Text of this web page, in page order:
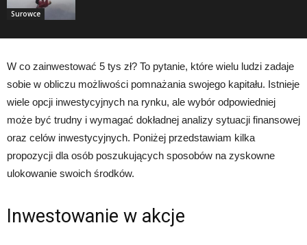
Surowce
W co zainwestować 5 tys zł? To pytanie, które wielu ludzi zadaje
sobie w obliczu możliwości pomnażania swojego kapitału. Istnieje
wiele opcji inwestycyjnych na rynku, ale wybór odpowiedniej
może być trudny i wymagać dokładnej analizy sytuacji finansowej
oraz celów inwestycyjnych. Poniżej przedstawiam kilka
propozycji dla osób poszukujących sposobów na zyskowne
ulokowanie swoich środków.
Inwestowanie w akcje